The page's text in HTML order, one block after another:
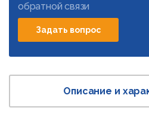
обратной связи
Задать вопрос
Описание и